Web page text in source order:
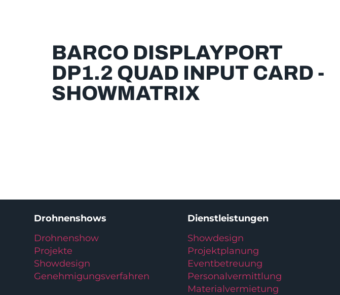
BARCO DISPLAYPORT
DP1.2 QUAD INPUT CARD -
SHOWMATRIX
Drohnenshows
Drohnenshow
Projekte
Showdesign
Genehmigungsverfahren
Dienstleistungen
Showdesign
Projektplanung
Eventbetreuung
Personalvermittlung
Materialvermietung